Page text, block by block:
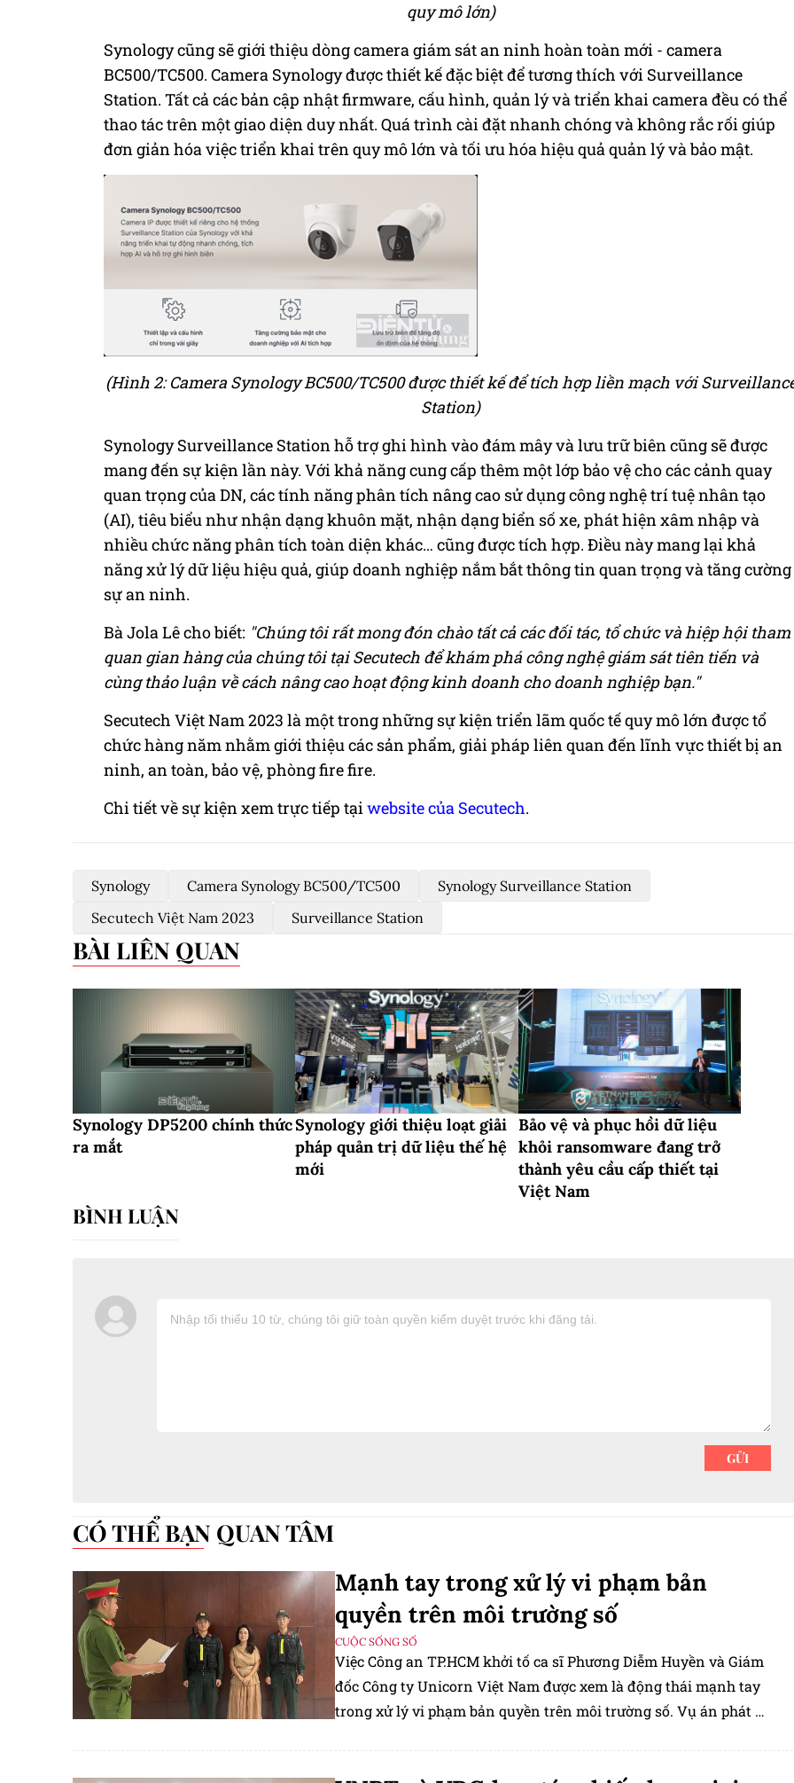
quy mô lớn)
Synology cũng sẽ giới thiệu dòng camera giám sát an ninh hoàn toàn mới - camera
BC500/TC500. Camera Synology được thiết kế đặc biệt để tương thích với Surveillance
Station. Tất cả các bản cập nhật firmware, cấu hình, quản lý và triển khai camera đều có thể
thao tác trên một giao diện duy nhất. Quá trình cài đặt nhanh chóng và không rắc rối giúp
đơn giản hóa việc triển khai trên quy mô lớn và tối ưu hóa hiệu quả quản lý và bảo mật.
(Hình 2: Camera Synology BC500/TC500 được thiết kế để tích hợp liền mạch với
Station)
Synology Surveillance Station hỗ trợ ghi hình vào đám mây và lưu trữ biên cũng sẽ được
mang đến sự kiện lần này. Với khả năng cung cấp thêm một lớp bảo vệ cho các cảnh quay
quan trọng của DN, các tính năng phân tích nâng cao sử dụng công nghệ trí tuệ nhân tạo
(AI), tiêu biểu như nhận dạng khuôn mặt, nhận dạng biển số xe, phát hiện xâm nhập và
nhiều chức năng phân tích toàn diện khác… cũng được tích hợp. Điều này mang lại khả
năng xử lý dữ liệu hiệu quả, giúp doanh nghiệp nắm bắt thông tin quan trọng và tăng cường
sự an ninh.
Bà Jola Lê cho biết: "Chúng tôi rất mong đón chào tất cả các đối tác, tổ chức và hiệp hội tham
quan gian hàng của chúng tôi tại Secutech để khám phá công nghệ giám sát tiên tiến và
cùng thảo luận về cách nâng cao hoạt động kinh doanh cho doanh nghiệp bạn."
Secutech Việt Nam 2023 là một trong những sự kiện triển lãm quốc tế quy mô lớn được tổ
chức hàng năm nhằm giới thiệu các sản phẩm, giải pháp liên quan đến lĩnh vực thiết bị an
ninh, an toàn, bảo vệ, phòng fire fire.
Chi tiết về sự kiện xem trực tiếp tạiwebsite của Secutech.
Synology Camera Synology BC500/TC500
Synology Surveillance Station
Secutech Việt Nam 2023
Surveillance Station
BÀI LIÊN QUAN
Synology DP5200 chính thức
ra mắt
Synology giới thiệu loạt giải
pháp quản trị dữ liệu thế hệ
mới
Bảo vệ và phục hồi dữ liệu
khỏi ransomware đang trở
thành yêu cầu cấp thiết tại
Việt Nam
CÓ THỂ BẠN QUAN TÂM
Mạnh tay trong xử lý vi phạm bản
quyền trên môi trường số
CUỘC SỐNG SỐ
Việc Công an TP.HCM khởi tố ca sĩ Phương Diễm Huyền và Giám
đốc Công ty Unicorn Việt Nam được xem là động thái mạnh tay
trong xử lý vi phạm bản quyền trên môi trường số. Vụ án phát đi